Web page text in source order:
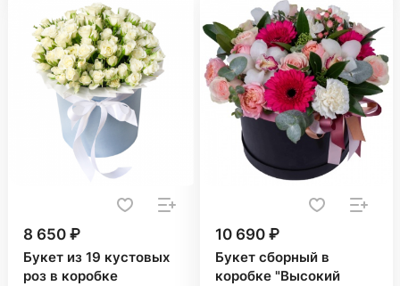
8 650 ₽
Букет из 19 кустовых
роз в коробке
10 690 ₽
Букет сборный в
коробке "Высокий